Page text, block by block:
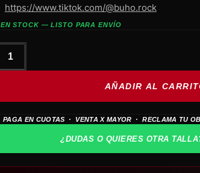
https://www.tiktok.com/@buho.rock
EN STOCK — LISTO PARA ENVÍO
BABYMETAL
AÑADIR AL
PAGA EN CUOTAS · VENTA X MAYOR · RECLAMA TU
¿DUDAS O QUIERES OTRA